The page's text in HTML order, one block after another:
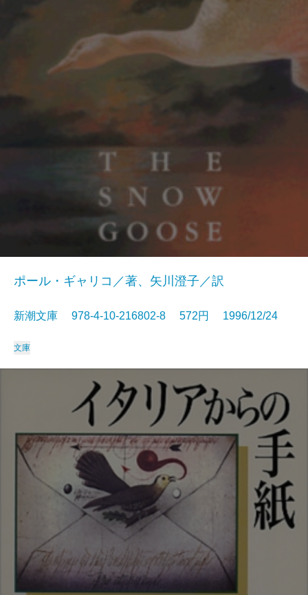
ポール・ギャリコ／著、矢川澄子／訳
新潮文庫 978-4-10-216802-8 572円 1996/12/24
文庫